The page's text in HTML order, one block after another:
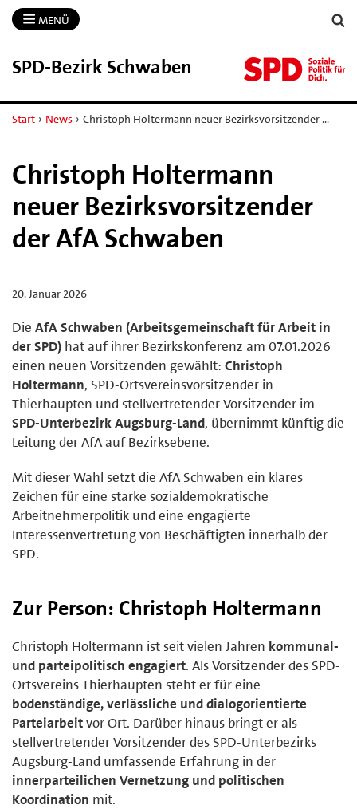
MENÜ
SPD-​Bezirk Schwaben
Start › News › Christoph Holtermann neuer Bezirksvorsitzender …
Christoph Holtermann
neuer Bezirksvorsitzender
der AfA Schwaben
20. Januar 2026
Die AfA Schwaben (Arbeitsgemeinschaft für Arbeit in
der SPD) hat auf ihrer Bezirkskonferenz am 07.01.2026
einen neuen Vorsitzenden gewählt: Christoph
Holtermann, SPD-Ortsvereinsvorsitzender in
Thierhaupten und stellvertretender Vorsitzender im
SPD-Unterbezirk Augsburg-Land, übernimmt künftig die
Leitung der AfA auf Bezirksebene.
Mit dieser Wahl setzt die AfA Schwaben ein klares
Zeichen für eine starke sozialdemokratische
Arbeitnehmerpolitik und eine engagierte
Interessenvertretung von Beschäftigten innerhalb der
SPD.
Zur Person: Christoph Holtermann
Christoph Holtermann ist seit vielen Jahren kommunal-
und parteipolitisch engagiert. Als Vorsitzender des SPD-
Ortsvereins Thierhaupten steht er für eine
bodenständige, verlässliche und dialogorientierte
Parteiarbeitvor Ort. Darüber hinaus bringt er als
stellvertretender Vorsitzender des SPD-Unterbezirks
Augsburg-Land umfassende Erfahrung in der
innerparteilichen Vernetzung und politischen
Koordination mit.